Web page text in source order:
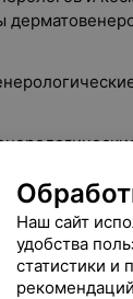
синдром в
что
Наш сайт
удобства
статистики и